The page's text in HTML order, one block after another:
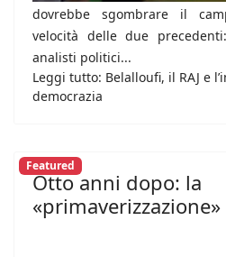
dovrebbe sgombrare il
velocità delle due
analisti politici...
Leggi tutto: Belalloufi, il RAJ e
democrazia
Featured
Otto anni dopo: la